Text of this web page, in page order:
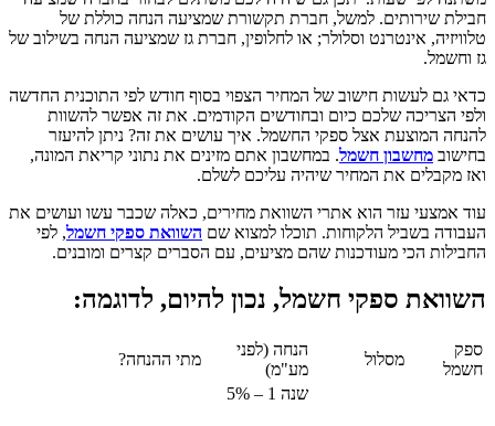
חבילת שירותים. למשל, חברת תקשורת שמציעה הנחה כוללת של
טלוויזיה, אינטרנט וסלולר; או לחלופין, חברת גז שמציעה הנחה בשילוב של
גז וחשמל.
כדאי גם לעשות חישוב של המחיר הצפוי בסוף חודש לפי התוכנית החדשה
ולפי הצריכה שלכם כיום ובחודשים הקודמים. את זה אפשר להשוות
להנחה המוצעת אצל ספקי החשמל. איך עושים את זה? ניתן להיעזר
בחישוב מחשבון חשמל. במחשבון אתם מזינים את נתוני קריאת המונה,
ואז מקבלים את המחיר שיהיה עליכם לשלם.
עוד אמצעי עזר הוא אתרי השוואת מחירים, כאלה שכבר עשו ועושים את
העבודה בשביל הלקוחות. תוכלו למצוא שם השוואת ספקי חשמל, לפי
החבילות הכי מעודכנות שהם מציעים, עם הסברים קצרים ומובנים.
השוואת ספקי חשמל, נכון להיום, לדוגמה:
ספק
חשמל
מסלול
הנחה (לפני
מע"מ)
מתי ההנחה?
שנה 1 – 5%